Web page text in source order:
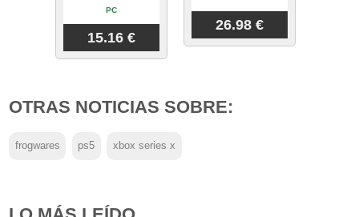
PC
15.16 €
26.98 €
OTRAS NOTICIAS SOBRE:
frogwares ps5 xbox series x